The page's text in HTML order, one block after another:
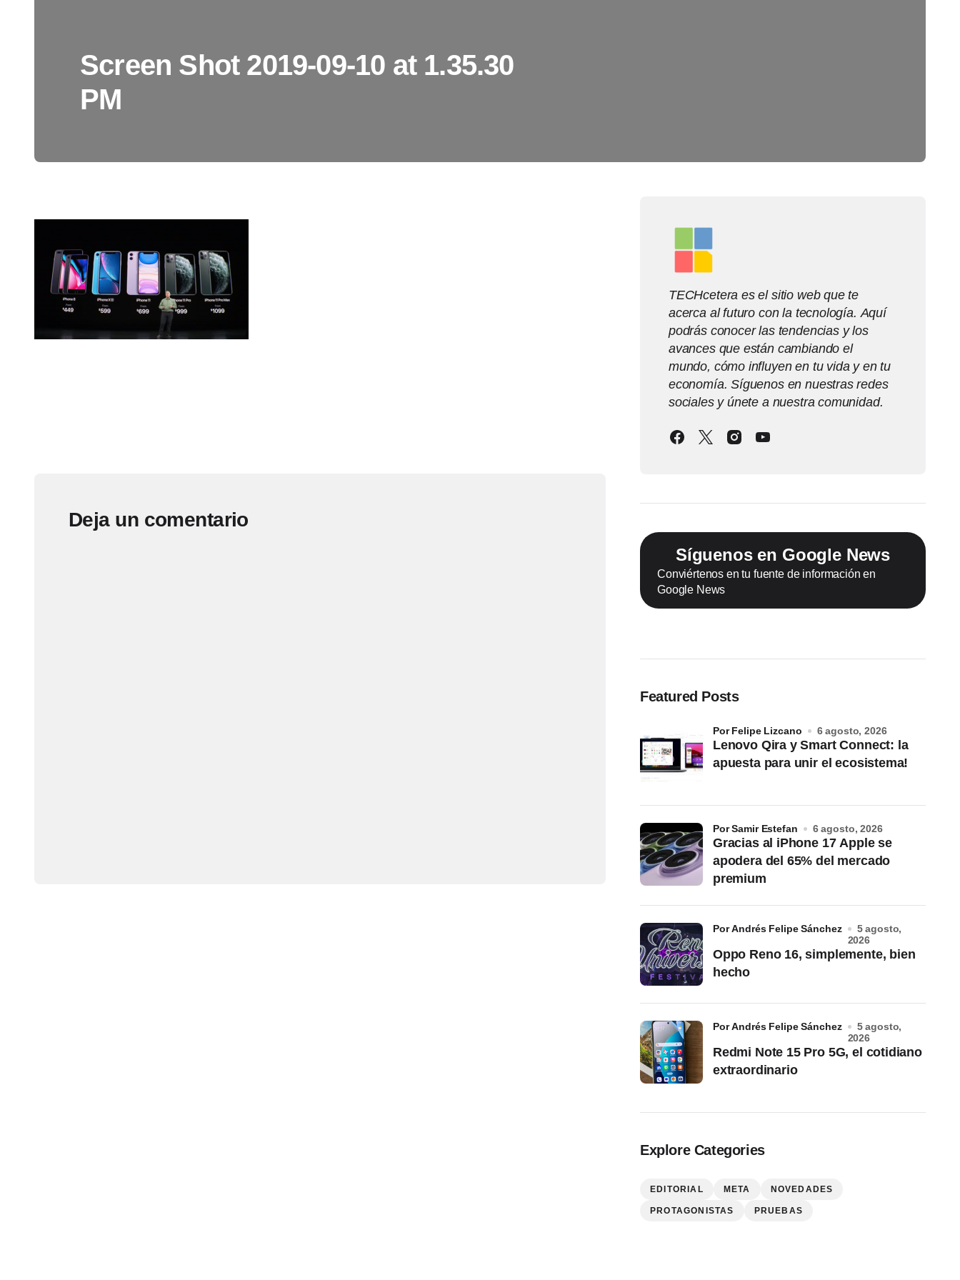
Screen Shot 2019-09-10 at 1.35.30
PM
Deja un comentario
TECHcetera es el sitio web que te
acerca al futuro con la tecnología. Aquí
podrás conocer las tendencias y los
avances que están cambiando el
mundo, cómo influyen en tu vida y en tu
economía. Síguenos en nuestras redes
sociales y únete a nuestra comunidad.
Síguenos en Google News
Conviértenos en tu fuente de información en
Google News
Featured Posts
Lenovo Qira y Smart Connect: la
apuesta para unir el ecosistema!
por Felipe Lizcano 6 agosto, 2026
Gracias al iPhone 17 Apple se
apodera del 65% del mercado
premium
por Samir Estefan 6 agosto, 2026
Oppo Reno 16, simplemente, bien
hecho
por Andrés Felipe Sánchez
5 agosto,
2026
Redmi Note 15 Pro 5G, el cotidiano
extraordinario
por Andrés Felipe Sánchez
5 agosto,
2026
Explore Categories
EDITORIAL META NOVEDADES
PROTAGONISTAS PRUEBAS